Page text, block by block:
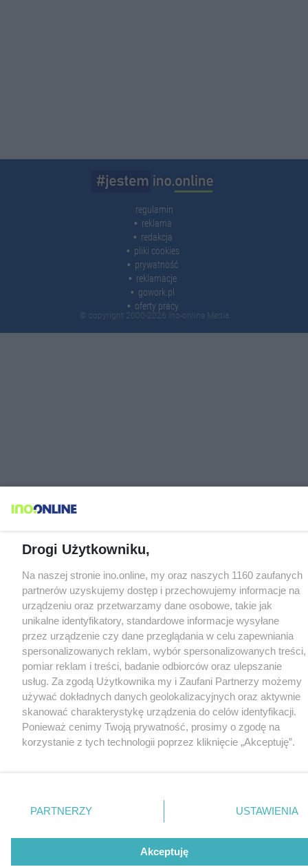
regulamin
reklama
redakcja
pliki cookies
prywatność
reklamacje
gowork.pl
oferty pracy
© copyright 2000-2026 Ino-online Media
Drogi Użytkowniku,
Na naszej stronie ino.online, my oraz naszych 1160 zaufanych
partnerów uzyskujemy dostęp i przechowujemy informacje na
urządzeniu oraz przetwarzamy dane osobowe, takie jak
unikalne identyfikatory, standardowe informacje wysyłane
przez urządzenie czy dane przeglądania w celu zapewniania
spersonalizowanych reklam, wybór spersonalizowanych treści,
pomiar reklam i treści, badanie odbiorców oraz ulepszanie
usług. Za zgodą Użytkownika my i Zaufani Partnerzy możemy
używać dokładnych danych geolokalizacyjnych oraz aktywnie
skanować charakterystykę urządzenia do celów identyfikacji.
Ponieważ cenimy Twoją prywatność, prosimy o zgodę na
korzystanie z tych technologii poprzez kliknięcie „Akceptuję”.
nie wymagają zgody użytkownika, ale masz prawo sprzeciwić
się takiemu przetwarzaniu. Preferencje będą miały
Zapoznaj się z poniższymi informacjami, abyś mógł świadomie
PARTNERZY USTAWIENIA
Akceptuję